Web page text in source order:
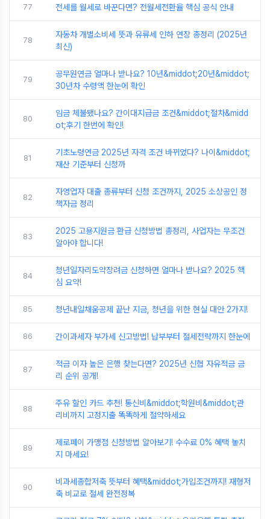
77 전세를 월세로 바꾼다면? 전월세전환율 핵심 공식 안내
78
자동차 개별소비세 뜻과 유류세 인하 연장 총정리 (2025년
최신)
79
공무원연금 얼마나 받나요? 10년&middot;20년&middot;
30년차 수령액 한눈에 확인
80
임금 체불됐나요? 간이대지급금 조건&middot;절차&midd
ot;후기 한번에 확인!
81
기초노령연금 2025년 자격 조건 바뀌었다? 나이&middot;
재산 기준부터 신청까
82
자영업자 대출 종류부터 신청 조건까지, 2025 소상공인 정
책자금 정리
83
2025 고용지원금 환급 신청방법 총정리, 사업자는 무조건
알아야 합니다!
84
청년일자리도약장려금 신청하면 얼마나 받나요? 2025 핵
심 요약!
85 청년내일채움공제 끝난 지금, 청년을 위한 현실 대안 2가지!
86 간이과세자 부가세 신고방법! 납부부터 절세전략까지 한눈에
87
적금 이자 높은 은행 찾는다면? 2025년 신협 자유적금 금
리 순위 공개!
88
주유 할인 카드 추천! 통신비&middot;학원비&middot;관
리비까지 고정지출 똑똑하게 절약하세요
89
제로페이 가맹점 신청방법 알아보기! 수수료 0% 혜택 놓치
지 마세요!
90
비과세종합저축 뜻부터 혜택&middot;가입조건까지! 재형저
축 비교로 절세 완전정복